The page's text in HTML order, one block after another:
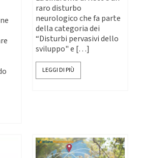
raro disturbo
neurologico che fa parte
della categoria dei
“Disturbi pervasivi dello
sviluppo" e […]
LEGGI DI PIÙ